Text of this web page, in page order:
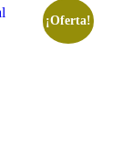
¡Oferta!